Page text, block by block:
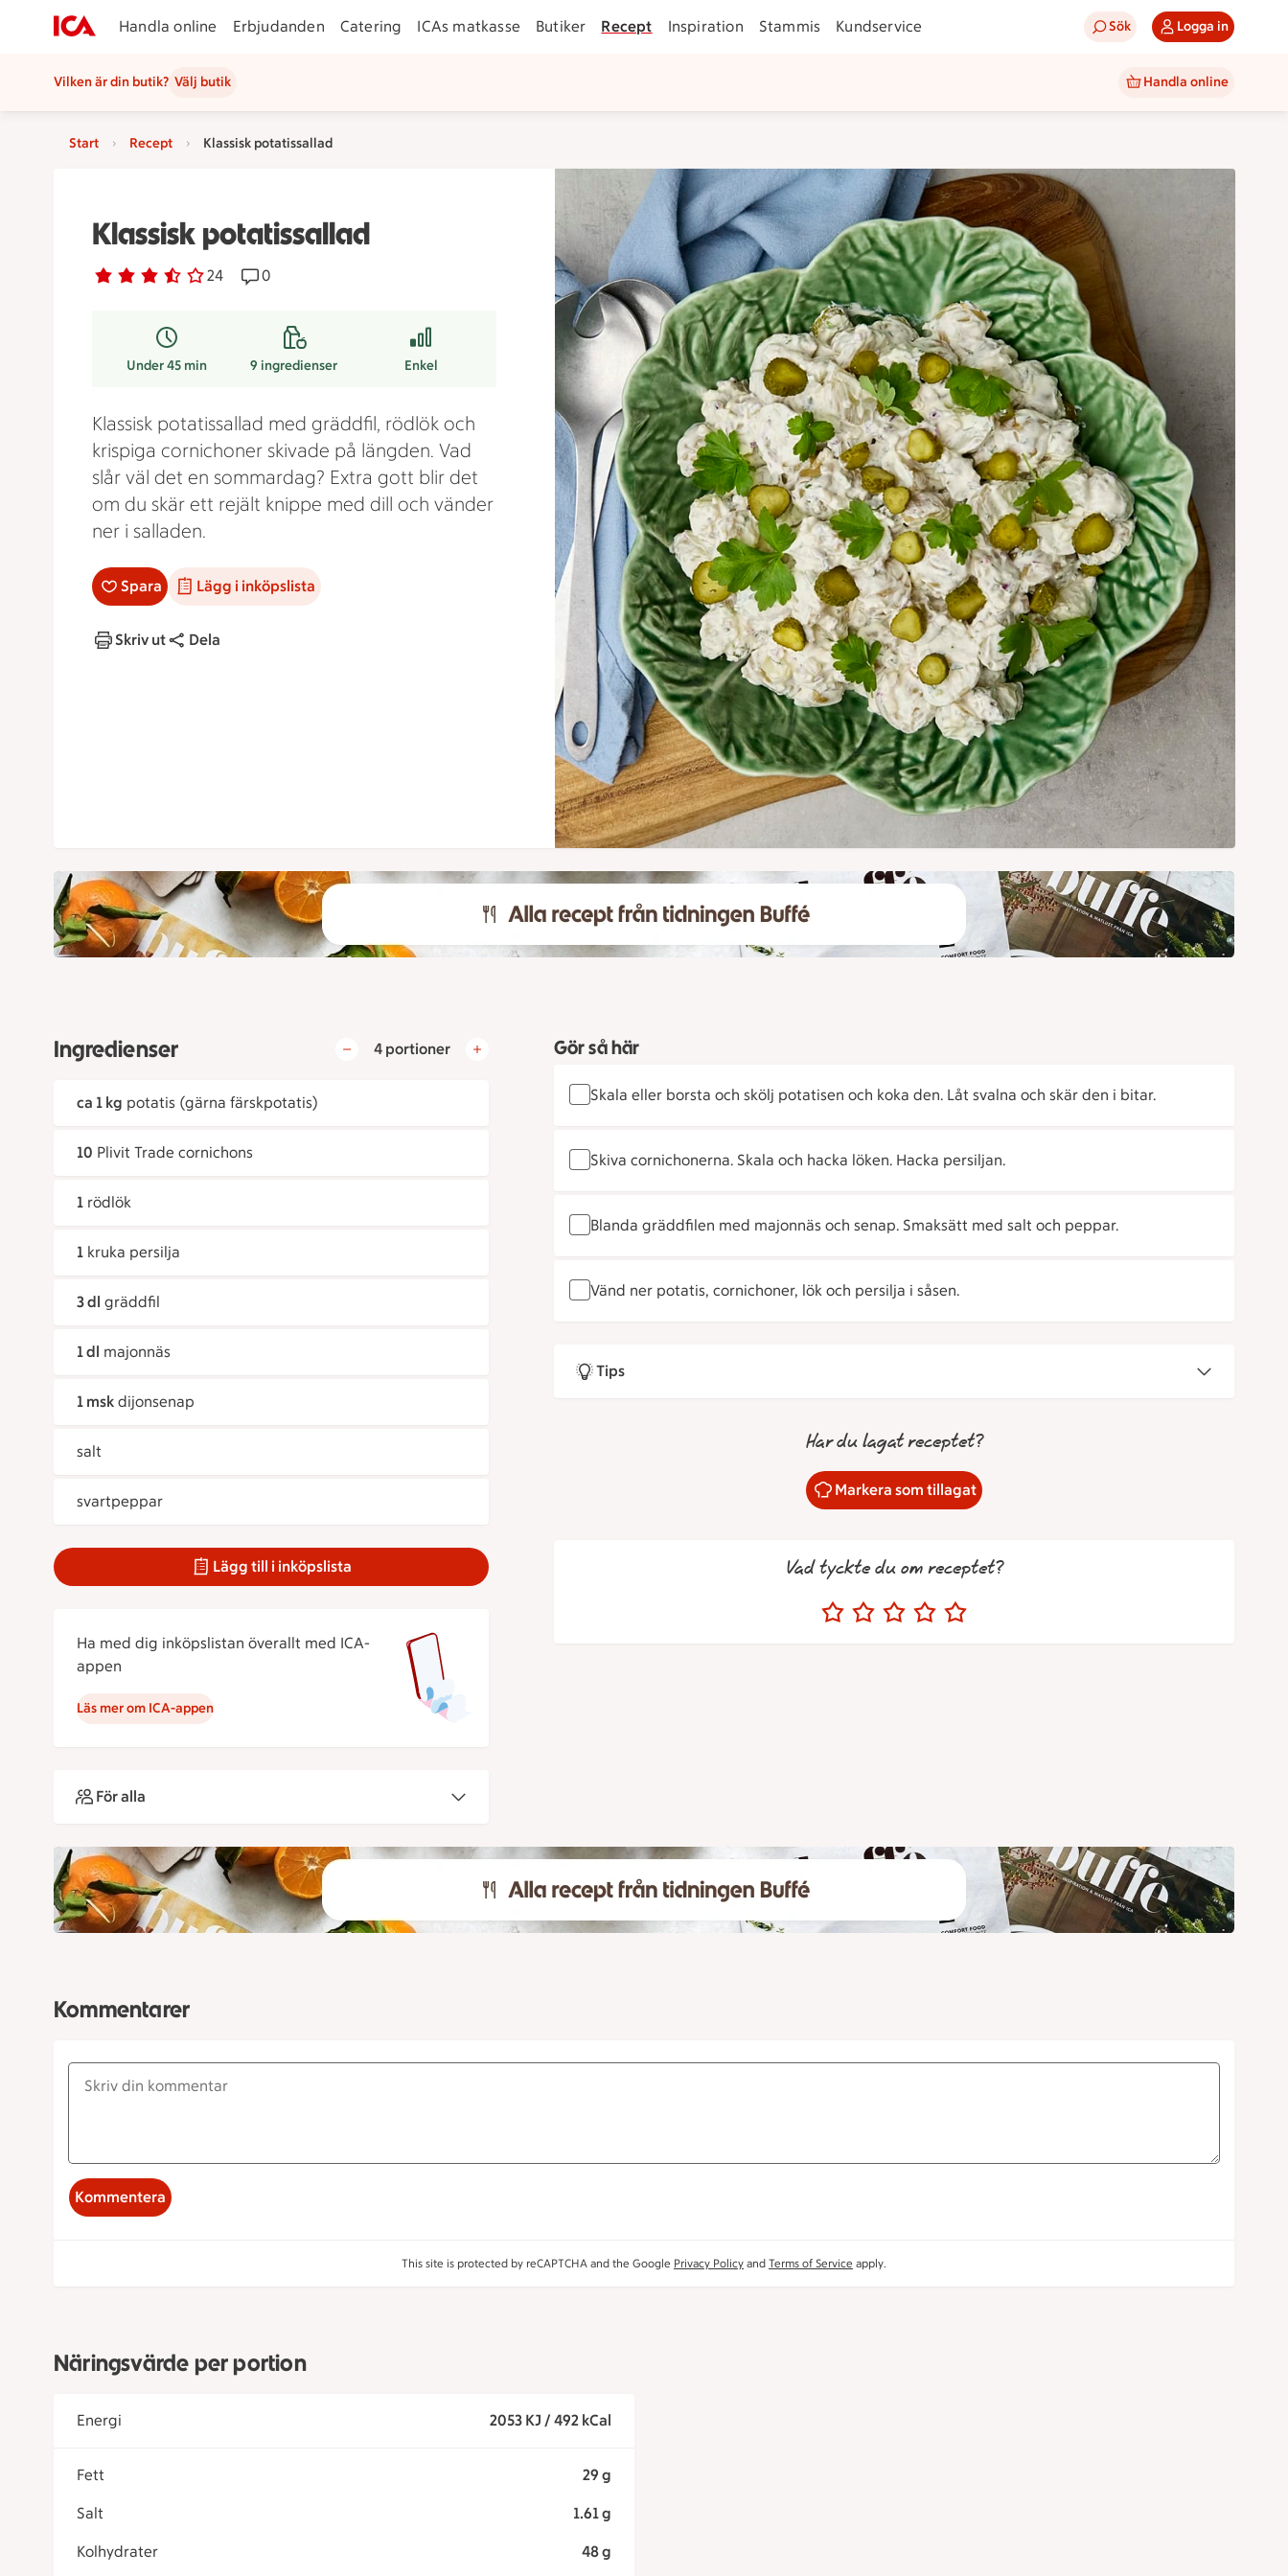
Handla online Erbjudanden Catering ICAs matkasse Butiker Recept Inspiration Stammis Kundservice Sök Logga in
Vilken är din butik? Välj butik Handla online
Start Recept Klassisk potatissallad
Klassisk potatissallad
Betyg 3.7 av 5. 24
24 personer har röstatReceptet har 0 kommentarer
0
Under 45 min 9ingredienser Enkel
Klassisk potatissallad med gräddfil, rödlök och
krispiga cornichoner skivade på längden. Vad
slår väl det en sommardag? Extra gott blir det
om du skär ett rejält knippe med dill och vänder
ner i salladen.
Spara Lägg i inköpslista
Skriv ut Dela
Ingredienser 4 portioner
ca 1 kg potatis (gärna färskpotatis)
10 Plivit Trade cornichons
1 rödlök
1 kruka persilja
3 dl gräddfil
1 dl majonnäs
1 msk dijonsenap
salt
svartpeppar
Lägg till i inköpslista
Ha med dig inköpslistan överallt med ICA-
appen
Läs mer om ICA-appen
För alla
Gör så här
Skala eller borsta och skölj potatisen och koka den. Låt svalna och skär den i bitar.
Skiva cornichonerna. Skala och hacka löken. Hacka persiljan.
Blanda gräddfilen med majonnäs och senap. Smaksätt med salt och peppar.
Vänd ner potatis, cornichoner, lök och persilja i såsen.
Tips
Har du lagat receptet?
Markera som tillagat
Vad tyckte du om receptet?
Kommentarer
Kommentera
This site is protected by reCAPTCHA and the Google Privacy Policy and Terms of Service apply.
Näringsvärde per portion
Energi 2053 KJ / 492 kCal
Fett 29 g
Salt 1.61 g
Kolhydrater 48 g